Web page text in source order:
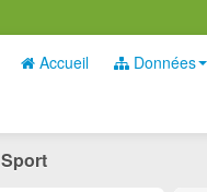
Accueil Données
Sport